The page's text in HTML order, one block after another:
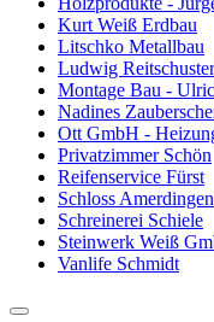
Kurt Weiß Erdbau
Litschko Metallbau
Ludwig
Montage Bau -
Nadines
Ott GmbH -
Privatzimmer Schön
Reifenservice Fürst
Schloss Amerdingen
Schreinerei Schiele
Steinwerk Weiß
Vanlife Schmidt